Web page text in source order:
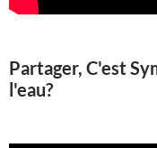
Partager, C'est
l'eau?